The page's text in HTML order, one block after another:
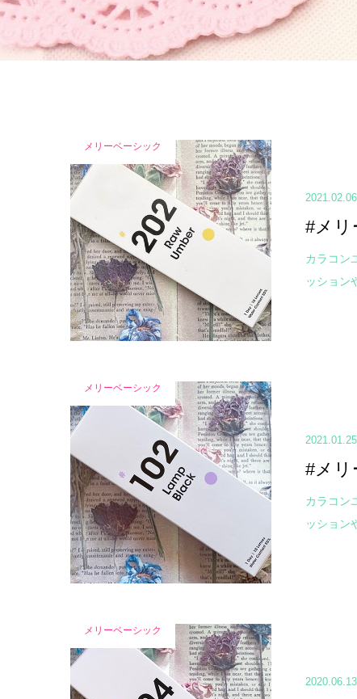
メリーベーシック
2021.02.06
#メリ
カラコン
ッション
メリーベーシック
2021.01.25
#メリ
カラコン
ッション
メリーベーシック
2020.06.13